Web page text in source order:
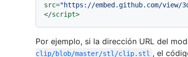
src="https://embed.github.com/view/
</script>
Por ejemplo, si la dirección URL del
clip/blob/master/stl/clip.stl , el